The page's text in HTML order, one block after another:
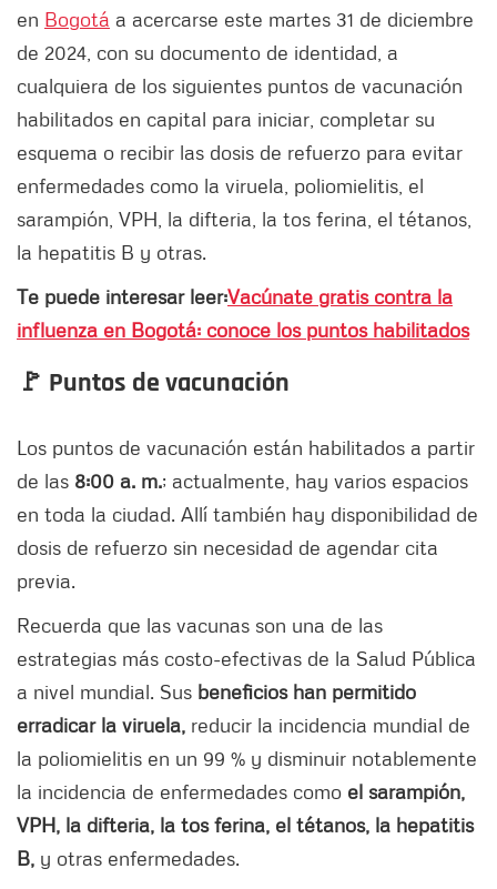
en Bogotá a acercarse este martes 31 de diciembre
de 2024, con su documento de identidad, a
cualquiera de los siguientes puntos de vacunación
habilitados en capital para iniciar, completar su
esquema o recibir las dosis de refuerzo para evitar
enfermedades como la viruela, poliomielitis, el
sarampión, VPH, la difteria, la tos ferina, el tétanos,
la hepatitis B y otras.
Te puede interesar leer:Vacúnate gratis contra la
influenza en Bogotá: conoce los puntos habilitados
🚩 Puntos de vacunación
Los puntos de vacunación están habilitados a partir
de las 8:00 a. m.; actualmente, hay varios espacios
en toda la ciudad. Allí también hay disponibilidad de
dosis de refuerzo sin necesidad de agendar cita
previa.
Recuerda que las vacunas son una de las
estrategias más costo-efectivas de la Salud Pública
a nivel mundial. Sus beneficios han permitido
erradicar la viruela, reducir la incidencia mundial de
la poliomielitis en un 99 % y disminuir notablemente
la incidencia de enfermedades como el sarampión,
VPH, la difteria, la tos ferina, el tétanos, la hepatitis
B, y otras enfermedades.